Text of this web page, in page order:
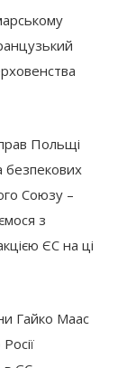
Польщі
безпекових
Союзу –
з
ЄС на ці
Гайко Маас